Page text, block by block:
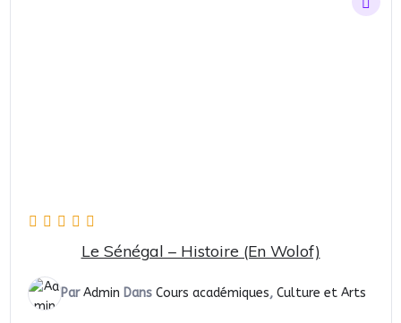
Le Sénégal – Histoire (en Wolof)
ParAdmin Dans Cours académiques, Culture et Arts